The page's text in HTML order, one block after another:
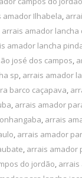
amador Ilhabela,
arrais amador lancha
amador lancha
josé dos campos,
sp, arrais amador
barco caçapava,
, arrais amador
, arrais
, arrais amador
, arrais amador
do jordão, arrais